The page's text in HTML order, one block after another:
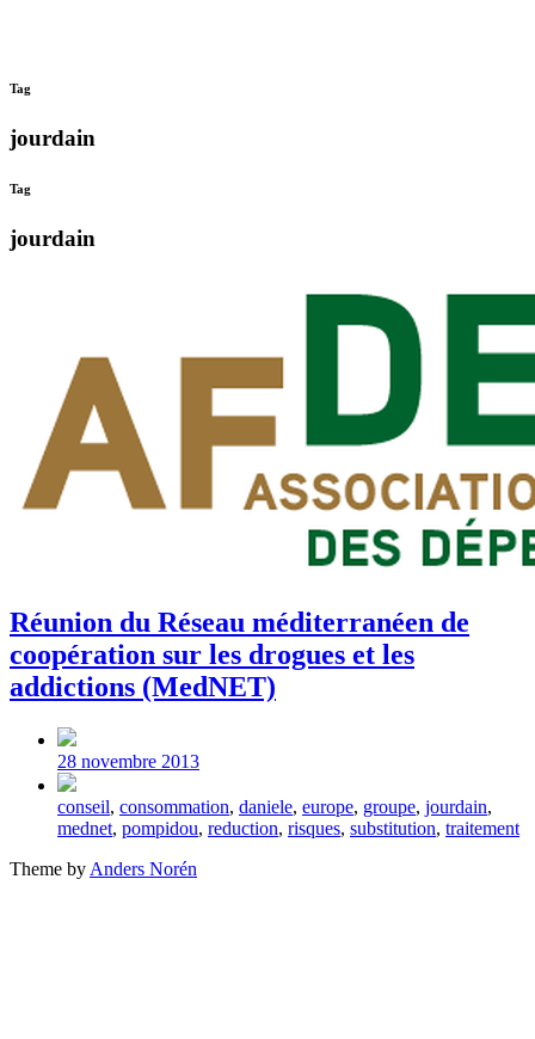
Tag
jourdain
Tag
jourdain
Réunion du Réseau méditerranéen de
coopération sur les drogues et les
addictions (MedNET)
Post
date
28 novembre 2013
Tagged
with
conseil, consommation, daniele, europe, groupe, jourdain,
mednet, pompidou, reduction, risques, substitution, traitement
Theme by Anders Norén